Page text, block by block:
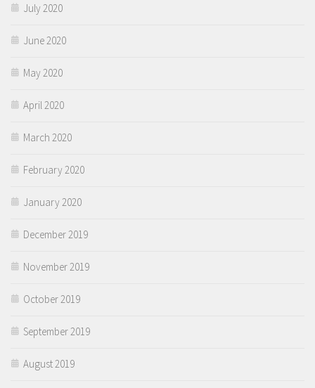
July 2020
June 2020
May 2020
April 2020
March 2020
February 2020
January 2020
December 2019
November 2019
October 2019
September 2019
August 2019